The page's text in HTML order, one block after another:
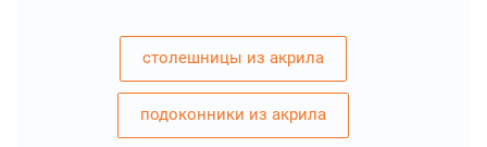
столешницы из акрила
подоконники из акрила